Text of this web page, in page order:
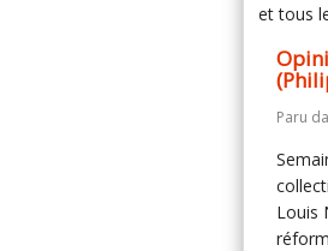
et tous
Paru
Louis